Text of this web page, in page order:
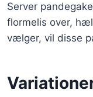
Server
flormelis over,
vælger, vil disse